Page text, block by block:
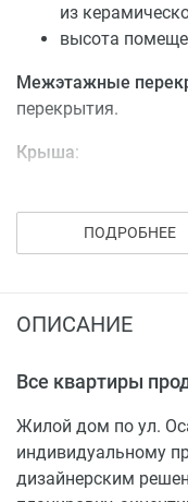
из
высота
Межэтажные
перекрытия.
Крыша:
окна и
высота
Внутренняя
ПОДРОБНЕЕ
ОПИСАНИЕ
Все квартиры
Жилой дом по ул.
индивидуальному
дизайнерским